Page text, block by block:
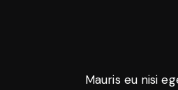
Mauris eu nisi